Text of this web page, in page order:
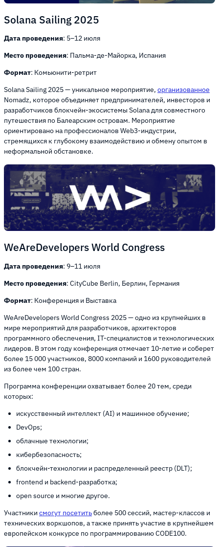
Solana Sailing 2025
Дата проведения: 5–12 июля
Место проведения: Пальма-де-Майорка, Испания
Формат: Комьюнити-ретрит
Solana Sailing 2025 — уникальное мероприятие, организованное
Nomadz, которое объединяет предпринимателей, инвесторов и
разработчиков блокчейн-экосистемы Solana для совместного
путешествия по Балеарским островам. Мероприятие
ориентировано на профессионалов Web3-индустрии,
стремящихся к глубокому взаимодействию и обмену опытом в
неформальной обстановке.
WeAreDevelopers World Congress
Дата проведения: 9–11 июля
Место проведения: CityCube Berlin, Берлин, Германия
Формат: Конференция и Выставка
WeAreDevelopers World Congress 2025 — одно из крупнейших в
мире мероприятий для разработчиков, архитекторов
программного обеспечения, IT-специалистов и технологических
лидеров. В этом году конференция отмечает 10-летие и соберет
более 15 000 участников, 8000 компаний и 1600 руководителей
из более чем 100 стран.
Программа конференции охватывает более 20 тем, среди
которых:
искусственный интеллект (AI) и машинное обучение;
DevOps;
облачные технологии;
кибербезопасность;
блокчейн-технологии и распределенный реестр (DLT);
frontend и backend-разработка;
open source и многие другое.
Участники смогут посетитьболее 500 сессий, мастер-классов и
технических воркшопов, а также принять участие в крупнейшем
европейском конкурсе по программированию CODE100.